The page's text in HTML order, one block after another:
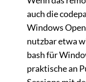
auch die
Windows
nutzbar etwa
bash für
praktische an